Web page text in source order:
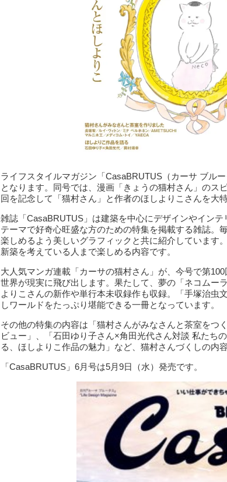
ライフスタイルマガジン「CasaBRUTUS（カーサ ブル
となります。同号では、漫画「きょうの猫村さん」のス
回を記念して「猫村さん」と作者のほしよりこさんを大
雑誌「CasaBRUTUS」は建築を中心にデザインやイン
テーマで好奇心旺盛な方のための特集を掲載する雑誌。
楽しめるよう美しいグラフィックと共に紹介しています
新築を考えている人まで楽しめる内容です。
大人気マンガ連載「カーサの猫村さん」が、今号で第
世界が現実に飛び出します。果たして、夢の「ネコムー
よりこさんの新作や単行本未収録作も収録。「手塚治虫
しワールドをたっぷり堪能できる一冊となっています。
その他の特集の内容は「猫村さんがみなさんと茶室をつ
ビュー」、「石田ゆり子さん×角田光代さん対談 私たち
る、ほしよりこ作品の魅力」など、猫村さんづくしの内
「CasaBRUTUS」6月号は5月9日（水）発売です。